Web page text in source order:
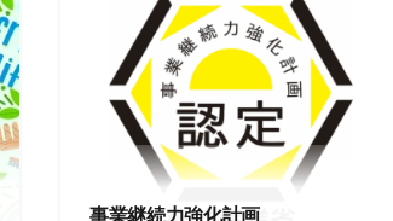
事業継続力強化計画